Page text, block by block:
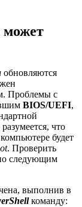
может
обновляются
Проблемы с
BIOS/UEFI,
что
будет
. Проверить
следующим
выполнив в
команду: